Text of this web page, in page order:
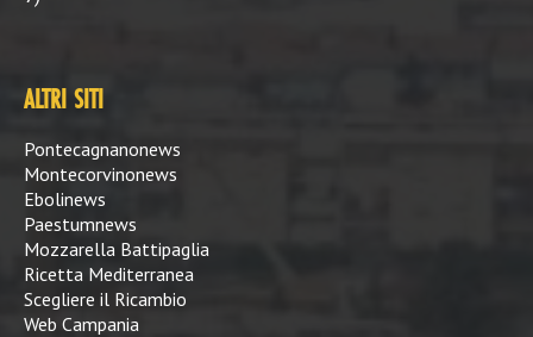
ALTRI SITI
Pontecagnanonews
Montecorvinonews
Ebolinews
Paestumnews
Mozzarella Battipaglia
Ricetta Mediterranea
Scegliere il Ricambio
Web Campania